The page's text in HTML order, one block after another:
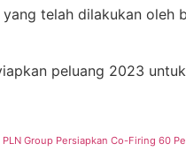
telah dilakukan oleh
peluang 2023 untuk
Group Persiapkan Co-Firing 60